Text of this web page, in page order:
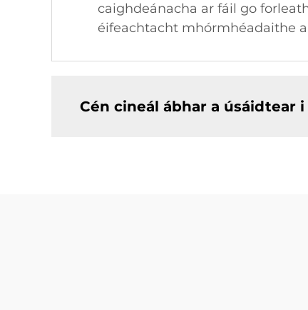
caighdeánacha ar fáil go
éifeachtacht mhórmhéadaithe
Cén cineál ábhar a úsáidtear